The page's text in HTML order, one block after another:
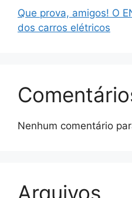
Que prova, amigos! O
dos carros elétricos
Nenhum comentário
Arquivos